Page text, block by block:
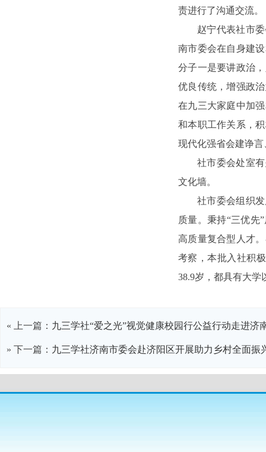
责进行了沟通交流。
赵宁代表社市
南市委会在自身建
分子一是要讲政治
优良传统，增强政
在九三大家庭中加
和本职工作关系，
现代化强省会建诤
社市委会处室
文化墙。
社市委会组织
质量。秉持“三优先
高质量复合型人才
考察，本批入社积
38.9岁，都具有大
« 上一篇： 九三学社“爱之光”视觉健康校园行公益行动走进济
» 下一篇： 九三学社济南市委会赴济阳区开展助力乡村全面振